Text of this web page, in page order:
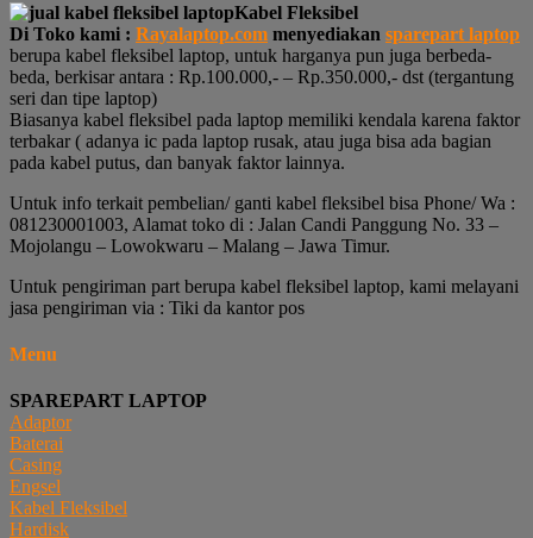
Kabel Fleksibel
Di Toko kami : Rayalaptop.com menyediakan sparepart laptop
berupa kabel fleksibel laptop, untuk harganya pun juga berbeda-
beda, berkisar antara : Rp.100.000,- – Rp.350.000,- dst (tergantung
seri dan tipe laptop)
Biasanya kabel fleksibel pada laptop memiliki kendala karena faktor
terbakar ( adanya ic pada laptop rusak, atau juga bisa ada bagian
pada kabel putus, dan banyak faktor lainnya.
Untuk info terkait pembelian/ ganti kabel fleksibel bisa Phone/ Wa :
081230001003, Alamat toko di : Jalan Candi Panggung No. 33 –
Mojolangu – Lowokwaru – Malang – Jawa Timur.
Untuk pengiriman part berupa kabel fleksibel laptop, kami melayani
jasa pengiriman via : Tiki da kantor pos
Menu
SPAREPART LAPTOP
Adaptor
Baterai
Casing
Engsel
Kabel Fleksibel
Hardisk